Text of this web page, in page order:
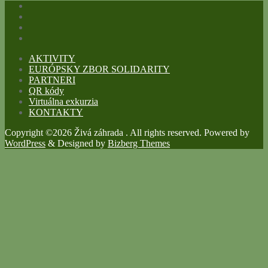
AKTIVITY
EURÓPSKY ZBOR SOLIDARITY
PARTNERI
QR kódy
Virtuálna exkurzia
KONTAKTY
Copyright ©2026 Živá záhrada . All rights reserved. Powered by
WordPress & Designed by Bizberg Themes